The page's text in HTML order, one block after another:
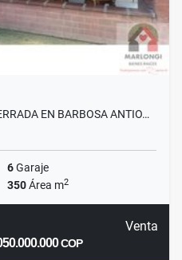
EN BARBOSA ANTIO…
6Garaje
350Área m2
Venta
COP